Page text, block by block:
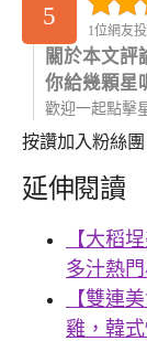
5
1位網友
關於本文評
你給幾顆星
歡迎一起點擊
按讚加入粉絲團
延伸閱讀
【大稻
多汁熱
【雙連
雞，韓